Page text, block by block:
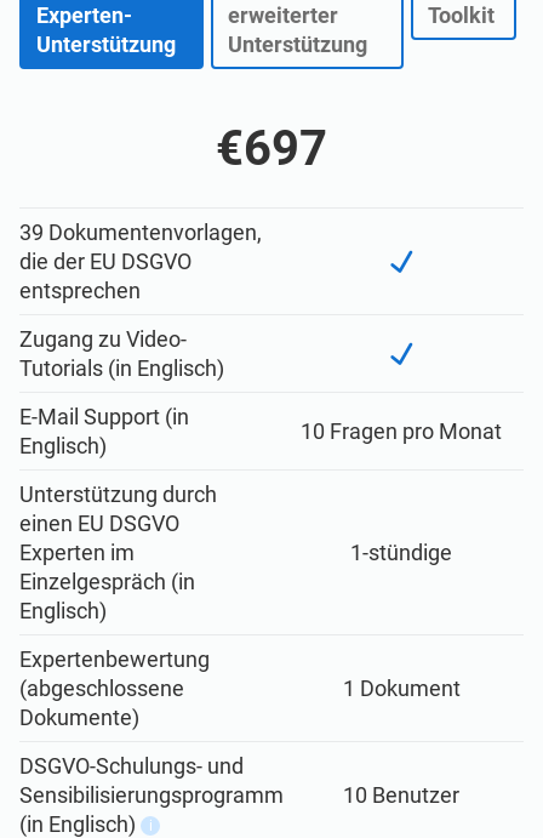
Experten-
Unterstützung
erweiterter
Unterstützung
Toolkit
€697
39 Dokumentenvorlagen,
die der EU DSGVO
entsprechen
Zugang zu Video-
Tutorials (in Englisch)
E-Mail Support (in
Englisch)
10 Fragen pro Monat
Unterstützung durch
einen EU DSGVO
Experten im
Einzelgespräch (in
Englisch)
1-stündige
Expertenbewertung
(abgeschlossene
Dokumente)
1 Dokument
DSGVO-Schulungs- und
Sensibilisierungsprogramm
(in Englisch)
i
10 Benutzer